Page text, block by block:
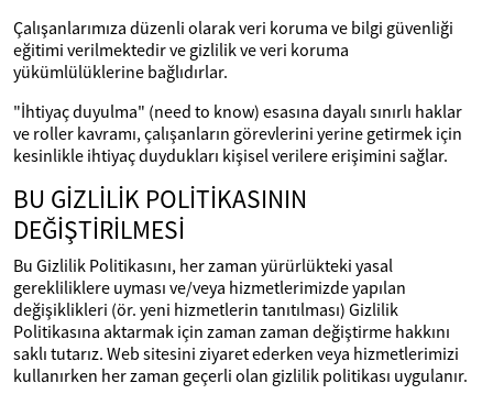
Çalışanlarımıza düzenli olarak veri koruma ve bilgi güvenliği
eğitimi verilmektedir ve gizlilik ve veri koruma
yükümlülüklerine bağlıdırlar.
"İhtiyaç duyulma" (need to know) esasına dayalı sınırlı haklar
ve roller kavramı, çalışanların görevlerini yerine getirmek için
kesinlikle ihtiyaç duydukları kişisel verilere erişimini sağlar.
BU GİZLİLİK POLİTİKASININ
DEĞİŞTİRİLMESİ
Bu Gizlilik Politikasını, her zaman yürürlükteki yasal
gerekliliklere uyması ve/veya hizmetlerimizde yapılan
değişiklikleri (ör. yeni hizmetlerin tanıtılması) Gizlilik
Politikasına aktarmak için zaman zaman değiştirme hakkını
saklı tutarız. Web sitesini ziyaret ederken veya hizmetlerimizi
kullanırken her zaman geçerli olan gizlilik politikası uygulanır.